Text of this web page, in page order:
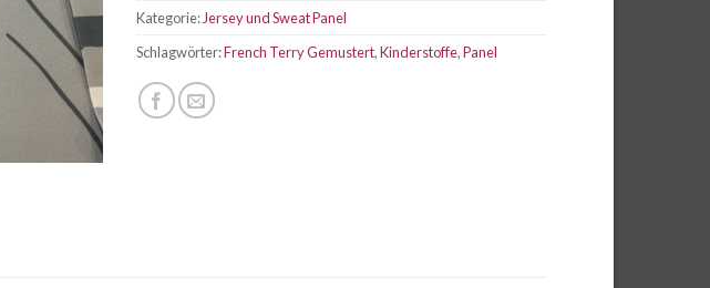
Kategorie: Jersey und Sweat Panel
Schlagwörter:French Terry Gemustert,Kinderstoffe,Panel